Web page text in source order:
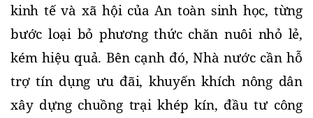
kinh tế và xã hội của An toàn sinh học, từng
bước loại bỏ phương thức chăn nuôi nhỏ lẻ,
kém hiệu quả. Bên cạnh đó, Nhà nước cần hỗ
trợ tín dụng ưu đãi, khuyến khích nông dân
xây dựng chuồng trại khép kín, đầu tư công